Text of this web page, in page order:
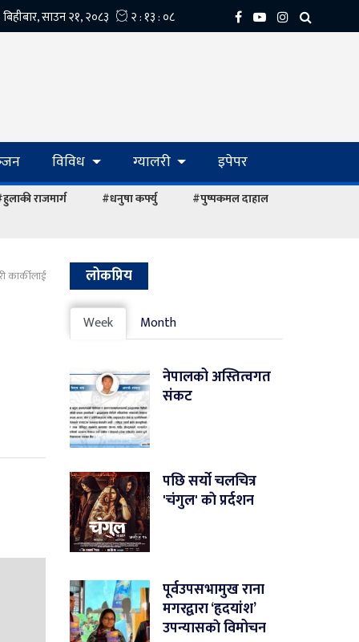
विविध ग्यालरी इपेपर
राजमार्ग #धनुषा कर्फ्यु #पुष्पकमल दाहाल
कार्कीलाई लोकप्रिय
Week Month
नेपालको अस्तित्वगत
संकट
पछि सर्यो चलचित्र
'चंगुल' काे प्रर्दशन
पूर्वउपसभामुख राना
मगरद्वारा ‘हृदयांश’
उपन्यासकाे विमोचन